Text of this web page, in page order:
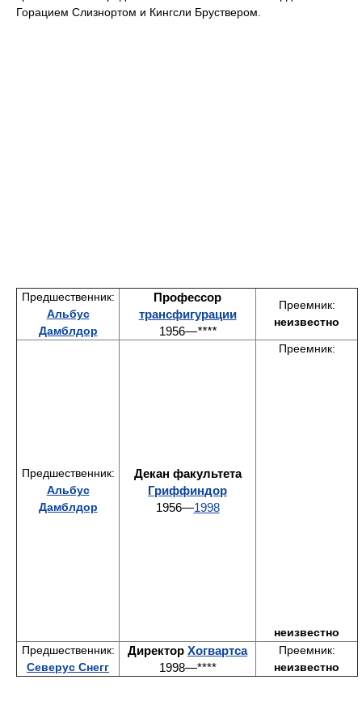
Горацием Слизнортом и Кингсли Бруствером.
Предшественник:
Альбус
Дамблдор
Профессор
трансфигурации
1956—****
Преемник:
неизвестно
Предшественник:
Альбус
Дамблдор
Декан факультета
Гриффиндор
1956—1998
Преемник:
неизвестно
Предшественник:
Северус Снегг
Директор Хогвартса
1998—****
Преемник:
неизвестно